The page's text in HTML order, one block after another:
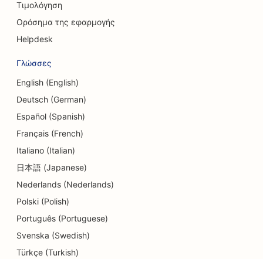
SEO για κρανιοπροσωπικούς χειρουργούς
SEO για Πιστωτικά Σωματεία
SEO για στούντιο χορού
SEO για κέντρα ημερήσιας φροντίδας
SEO για υπηρεσίες συμβουλευτικής χρέους
SEO για οδοντιατρικές κλινικές
SEO για Delis
SEO για Diners
SEO για υπηρεσίες δερμοαπόξεσης
Τιμολόγηση
Ορόσημα της εφαρμογής
Helpdesk
Γλώσσες
English (English)
Deutsch (German)
Español (Spanish)
Français (French)
Italiano (Italian)
日本語 (Japanese)
Nederlands (Nederlands)
Polski (Polish)
Português (Portuguese)
Svenska (Swedish)
Türkçe (Turkish)